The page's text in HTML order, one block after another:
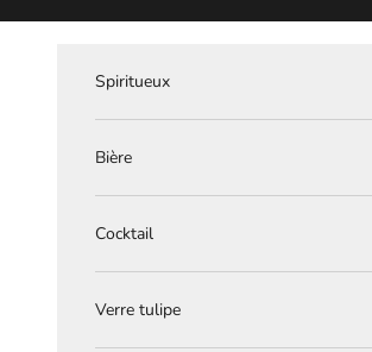
Spiritueux
Bière
Cocktail
Verre tulipe